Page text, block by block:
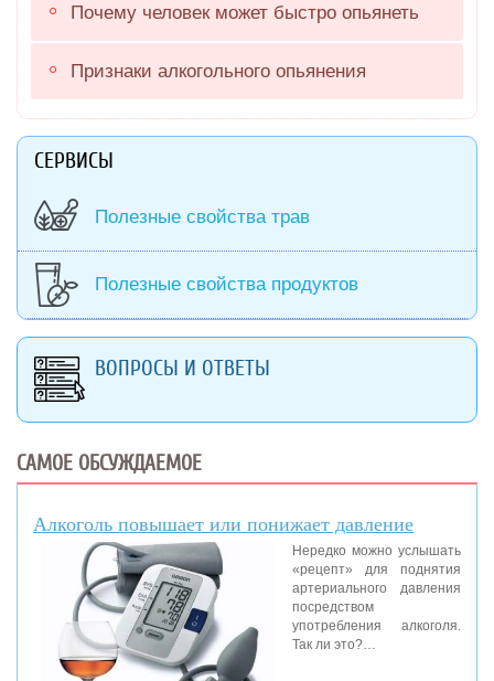
Почему человек может быстро опьянеть
Признаки алкогольного опьянения
СЕРВИСЫ
Полезные свойства трав
Полезные свойства продуктов
ВОПРОСЫ И ОТВЕТЫ
САМОЕ ОБСУЖДАЕМОЕ
Алкоголь повышает или понижает давление
Нередко можно услышать
«рецепт» для поднятия
артериального давления
посредством
употребления алкоголя.
Так ли это?…